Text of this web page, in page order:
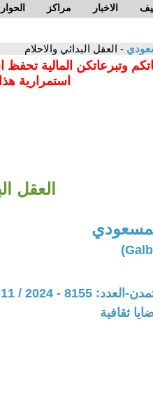
مراكز الاخبار
- العقل البدائي والاحلام
وتبرعاتكن المالية
استمرارية
العقل
- 2024 / 11 / 8 - 12:23
ثقافية